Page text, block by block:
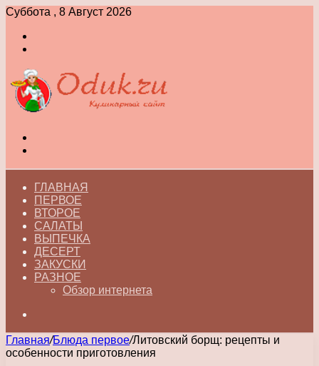
Суббота , 8 Август 2026
ГЛАВНАЯ
ПЕРВОЕ
ВТОРОЕ
САЛАТЫ
ВЫПЕЧКА
ДЕСЕРТ
ЗАКУСКИ
РАЗНОЕ
Обзор интернета
Главная/Блюда первое/Литовский борщ: рецепты и
особенности приготовления